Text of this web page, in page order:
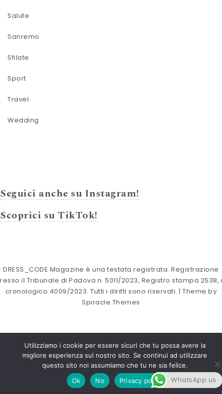
Salute
Sanremo
Sfilate
Sport
Travel
Wedding
Seguici anche su Instagram!
Scoprici su TikTok!
DRESS_CODE Magazine è una testata registrata. Registrazione
il Tribunale di Padova n. 5011/2023, Registro stampa 2538,
cronologico 4009/2023. Tutti i diritti sono riservati. | Theme by
Spiracle Themes
WhatsApp us
Utilizziamo i cookie per essere sicuri che tu possa avere la
migliore esperienza sul nostro sito. Se continui ad utilizzare
questo sito noi assumiamo che tu ne sia felice.
Ok
No Privacy policy